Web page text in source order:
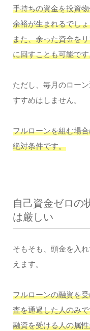
手持ちの資金を投資
余裕が生まれるでし
また、余った資金を
に回すことも可能で
ただし、毎月のロー
すすめはしません。
フルローンを組む場
絶対条件です。
自己資金ゼロの
は厳しい
そもそも、頭金を入
えます。
フルローンの融資を
査を通過した人のみ
融資を受ける人の属